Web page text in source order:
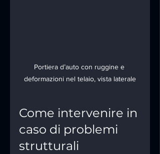
Portiera d’auto con ruggine e
deformazioni nel telaio, vista laterale
Come intervenire in
caso di problemi
strutturali